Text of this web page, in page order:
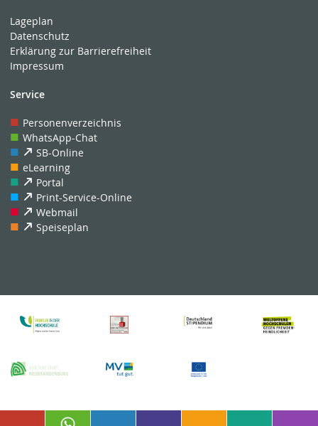
Lageplan
Datenschutz
Erklärung zur Barrierefreiheit
Impressum
Service
Personenverzeichnis
WhatsApp-Chat
SB-Online
eLearning
Portal
Print-Service-Online
Webmail
Speiseplan